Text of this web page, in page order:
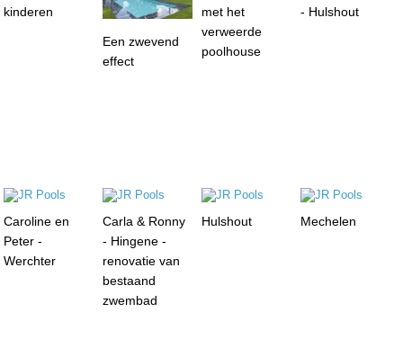
kinderen
Een zwevend
effect
met het
verweerde
poolhouse
- Hulshout
Caroline en
Peter -
Werchter
Carla & Ronny
- Hingene -
renovatie van
bestaand
zwembad
Hulshout Mechelen